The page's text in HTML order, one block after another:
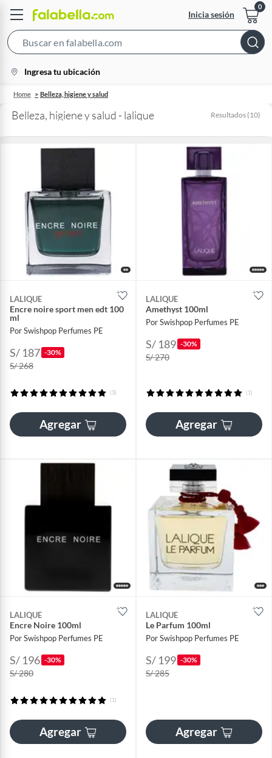
Inicia sesión
Bar
location-
icon
Ingresa tu ubicación
Home Belleza, higiene y salud
Belleza, higiene y salud - lalique Resultados (10)
LALIQUE
Encre noire sport men edt 100
ml
Por Swishpop Perfumes PE
S/ 187 -30%
S/ 268
(3)
Agregar
LALIQUE
Amethyst 100ml
Por Swishpop Perfumes PE
S/ 189 -30%
S/ 270
(1)
Agregar
LALIQUE
Encre Noire 100ml
Por Swishpop Perfumes PE
S/ 196 -30%
S/ 280
(1)
Agregar
LALIQUE
Le Parfum 100ml
Por Swishpop Perfumes PE
S/ 199 -30%
S/ 285
Agregar